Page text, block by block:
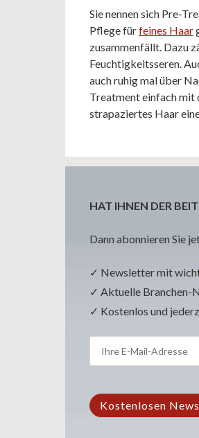
Sie nennen sich Pre-
Pflege fürfeines Haar
zusammenfällt. Dazu
Feuchtigkeitsseren.
auch ruhig mal über
Treatment einfach mit
strapaziertes Haar
HAT IHNEN DER
Dann abonnieren Sie
✓ Newsletter mit
✓ Aktuelle Branchen-
✓ Kostenlos und